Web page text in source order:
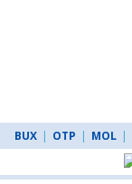
BUX | OTP | MOL |